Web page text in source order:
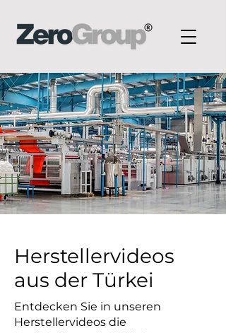
Herstellervideos
aus der Türkei
Entdecken Sie in unseren
Herstellervideos die